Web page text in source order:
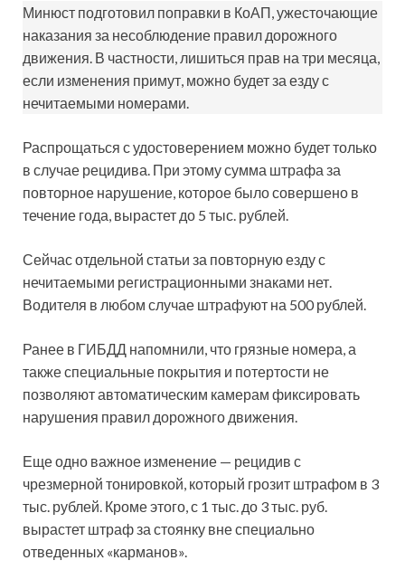
Минюст подготовил поправки в КоАП, ужесточающие
наказания за несоблюдение правил дорожного
движения. В частности, лишиться прав на три месяца,
если изменения примут, можно будет за езду с
нечитаемыми номерами.
Распрощаться с удостоверением можно будет только
в случае рецидива. При этому сумма штрафа за
повторное нарушение, которое было совершено в
течение года, вырастет до 5 тыс. рублей.
Сейчас отдельной статьи за повторную езду с
нечитаемыми регистрационными знаками нет.
Водителя в любом случае штрафуют на 500 рублей.
Ранее в ГИБДД напомнили, что грязные номера, а
также специальные покрытия и потертости не
позволяют автоматическим камерам фиксировать
нарушения правил дорожного движения.
Еще одно важное изменение — рецидив с
чрезмерной тонировкой, который грозит штрафом в 3
тыс. рублей. Кроме этого, с 1 тыс. до 3 тыс. руб.
вырастет штраф за стоянку вне специально
отведенных «карманов».